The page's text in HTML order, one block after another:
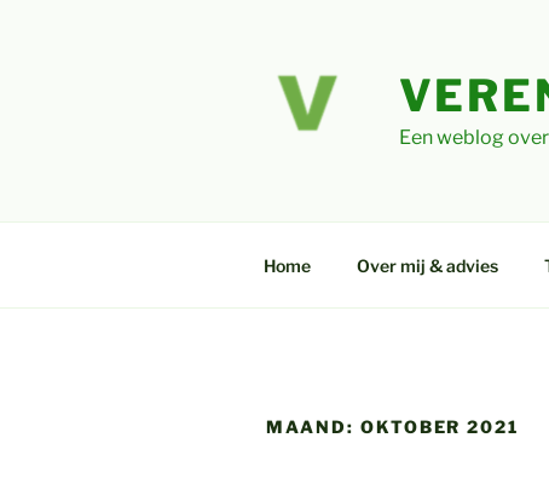
Een weblog
Home Over mij & advies
MAAND: OKTOBER 2021